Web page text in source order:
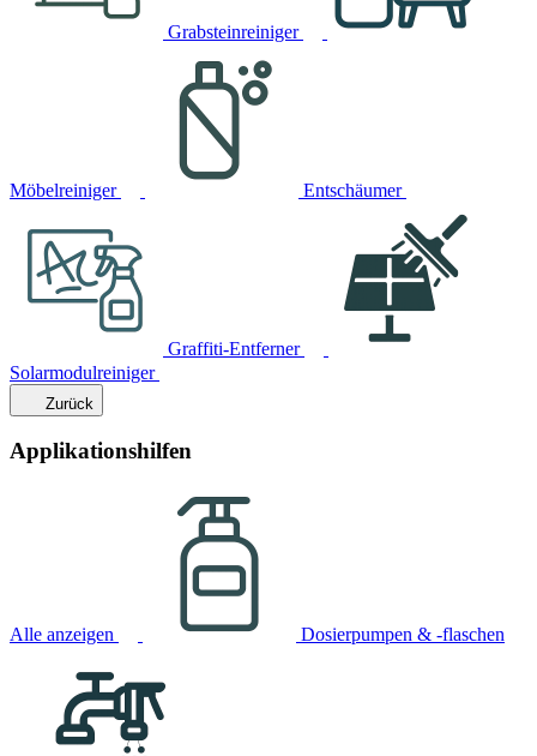
Grabsteinreiniger
Möbelreiniger Entschäumer
Graffiti-Entferner
Solarmodulreiniger
Zurück
Applikationshilfen
Alle anzeigen Dosierpumpen & -flaschen